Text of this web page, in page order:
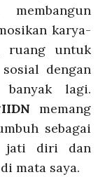
karya-
ruang untuk
dengan
banyak lagi.
memang
sebagai
jati diri dan
mata saya.